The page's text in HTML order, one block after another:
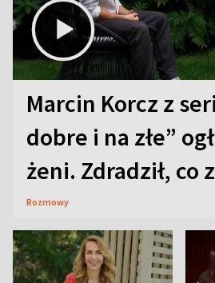
Marcin Korcz z
dobre i na złe”
żeni. Zdradził, co
Rozmowy